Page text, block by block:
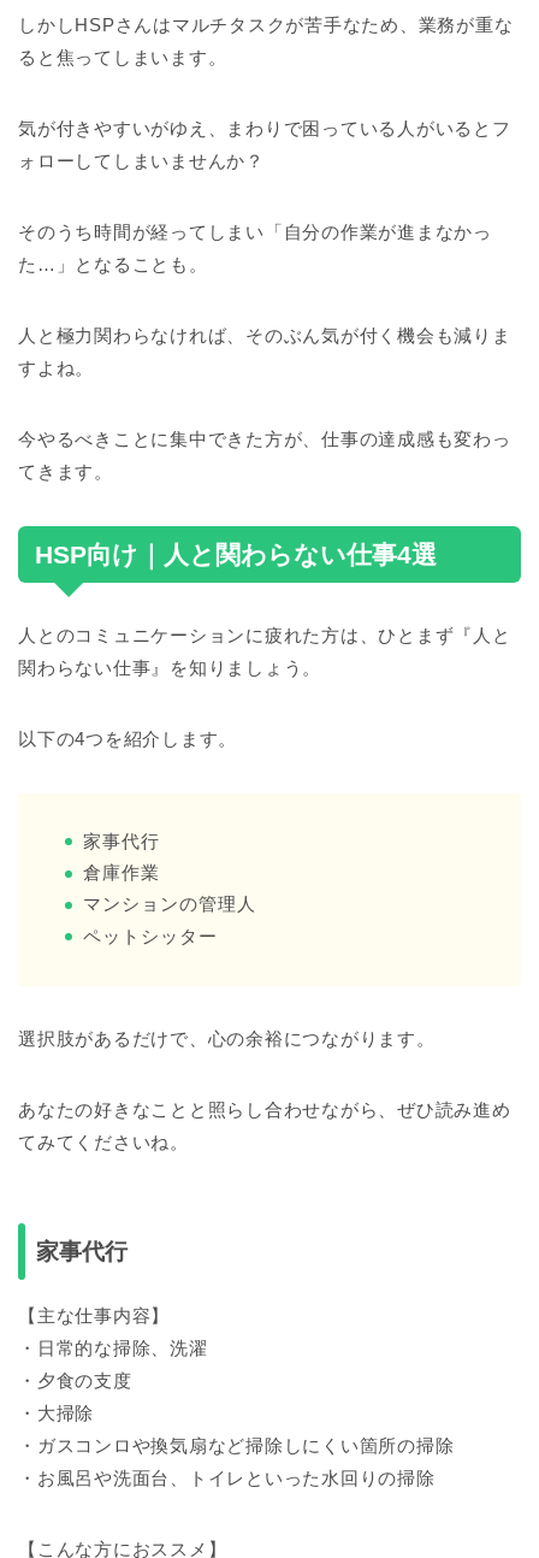
しかしHSPさんはマルチタスクが苦手なため、業務が重な
ると焦ってしまいます。
気が付きやすいがゆえ、まわりで困っている人がいるとフ
ォローしてしまいませんか？
そのうち時間が経ってしまい「自分の作業が進まなかっ
た…」となることも。
人と極力関わらなければ、そのぶん気が付く機会も減りま
すよね。
今やるべきことに集中できた方が、仕事の達成感も変わっ
てきます。
HSP向け｜人と関わらない仕事4選
人とのコミュニケーションに疲れた方は、ひとまず『人と
関わらない仕事』を知りましょう。
以下の4つを紹介します。
家事代行
倉庫作業
マンションの管理人
ペットシッター
選択肢があるだけで、心の余裕につながります。
あなたの好きなことと照らし合わせながら、ぜひ読み進め
てみてくださいね。
家事代行
【主な仕事内容】
・日常的な掃除、洗濯
・夕食の支度
・大掃除
・ガスコンロや換気扇など掃除しにくい箇所の掃除
・お風呂や洗面台、トイレといった水回りの掃除
【こんな方におススメ】